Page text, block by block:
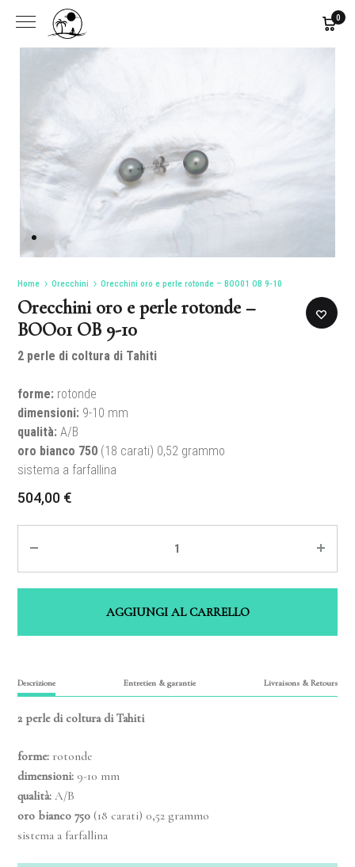
0
Home Orecchini Orecchini oro e perle rotonde – BOO01 OB 9-10
Orecchini oro e perle rotonde –
BOO01 OB 9-10
2 perle di coltura di Tahiti
forme: rotonde
dimensioni: 9-10 mm
qualità: A/B
oro bianco 750 (18 carati) 0,52 grammo
sistema a farfallina
504,00 €
AGGIUNGI AL CARRELLO
Descrizione Entretien & garantie Livraisons & Retours
2 perle di coltura di Tahiti
forme: rotonde
dimensioni: 9-10 mm
qualità: A/B
oro bianco 750 (18 carati) 0,52 grammo
sistema a farfallina